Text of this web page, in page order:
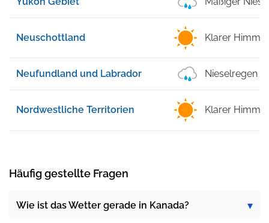
Neuschottland Klarer Himmel
Neufundland und Labrador Nieselregen
Nordwestliche Territorien Klarer Himmel
Häufig gestellte Fragen
Wie ist das Wetter gerade in Kanada?